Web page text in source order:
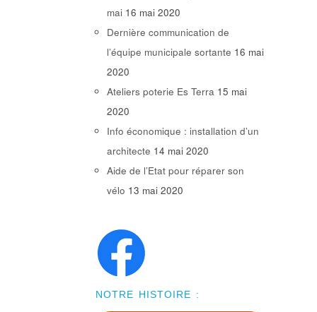
mai 16 mai 2020
Dernière communication de
l’équipe municipale sortante 16 mai
2020
Ateliers poterie Es Terra 15 mai
2020
Info économique : installation d’un
architecte 14 mai 2020
Aide de l’Etat pour réparer son
vélo 13 mai 2020
NOTRE HISTOIRE :